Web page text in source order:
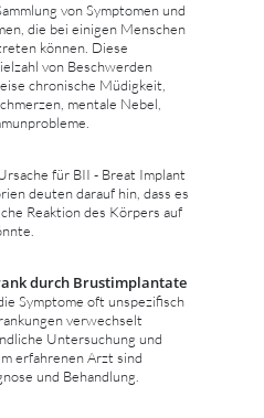
von Symptomen und
die bei einigen Menschen
können. Diese
von Beschwerden
chronische Müdigkeit,
mentale Nebel,
für BII - Breat Implant
deuten darauf hin, dass es
Reaktion des Körpers auf
durch Brustimplantate
Symptome oft unspezifisch
verwechselt
Untersuchung und
erfahrenen Arzt sind
und Behandlung.